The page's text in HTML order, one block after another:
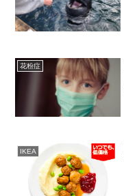
花粉症
IKEA